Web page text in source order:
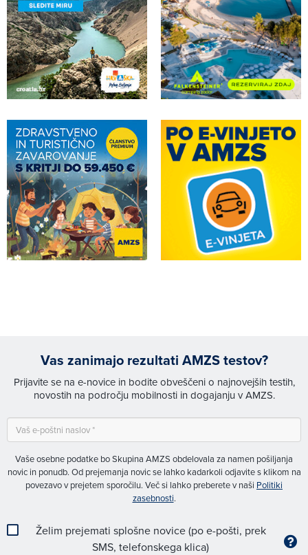
Vas zanimajo rezultati AMZS testov?
Prijavite se na e-novice in bodite obveščeni o najnovejših testih,
novostih na področju mobilnosti in dogajanju v AMZS.
Vaše osebne podatke bo Skupina AMZS obdelovala za namen pošiljanja
novic in ponudb. Od prejemanja novic se lahko kadarkoli odjavite s klikom na
povezavo v prejetem sporočilu. Več si lahko preberete v naši Politiki
zasebnosti.
Želim prejemati splošne novice (po e-pošti, prek
SMS, telefonskega klica)